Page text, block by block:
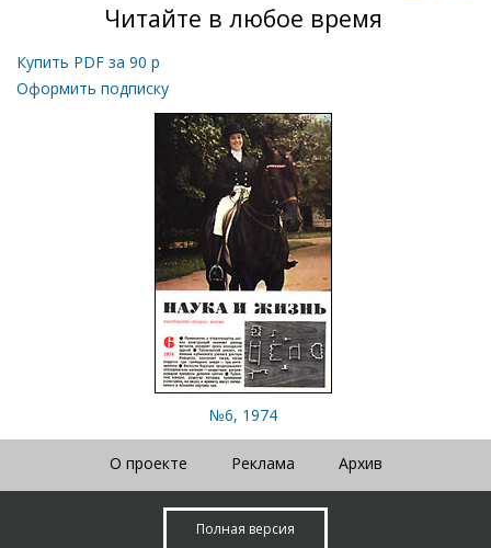
Читайте в любое время
Купить PDF за 90 р
Оформить подписку
№6, 1974
О проекте Реклама Архив
Полная версия